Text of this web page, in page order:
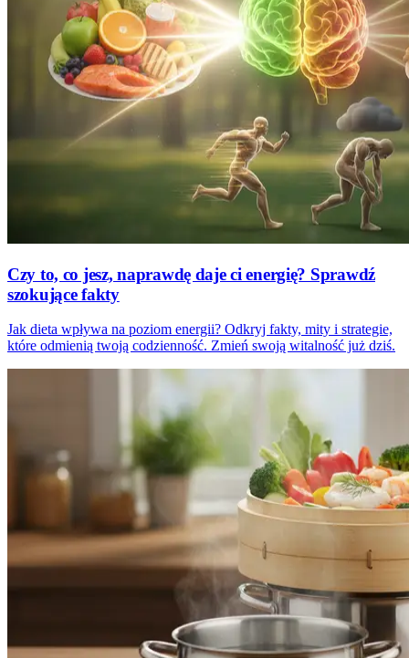
Czy to, co jesz, naprawdę daje ci energię? Sprawdź
szokujące fakty
Jak dieta wpływa na poziom energii? Odkryj fakty, mity i strategie,
które odmienią twoją codzienność. Zmień swoją witalność już dziś.